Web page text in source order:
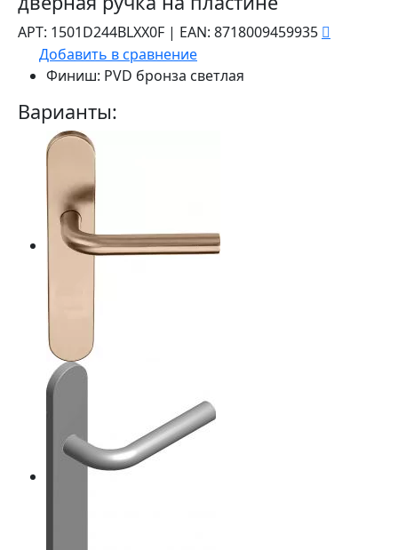
АРТ: 1501D244BLXX0F | EAN: 8718009459935
Добавить в сравнение
Финиш: PVD бронза светлая
Варианты: